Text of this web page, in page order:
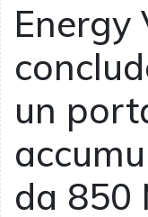
Energy
un
da 850